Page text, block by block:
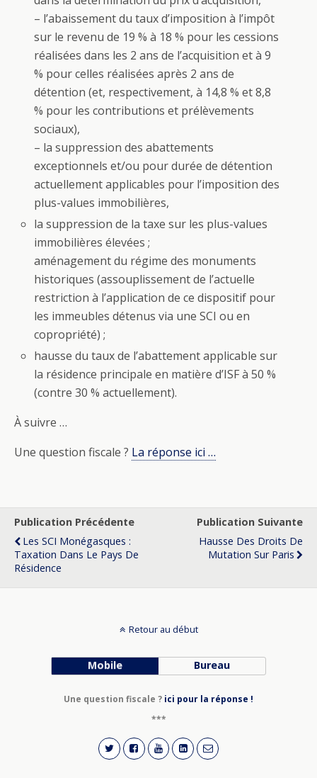
– l’abaissement du taux d’imposition à l’impôt
sur le revenu de 19 % à 18 % pour les cessions
réalisées dans les 2 ans de l’acquisition et à 9
% pour celles réalisées après 2 ans de
détention (et, respectivement, à 14,8 % et 8,8
% pour les contributions et prélèvements
sociaux),
– la suppression des abattements
exceptionnels et/ou pour durée de détention
actuellement applicables pour l’imposition des
plus-values immobilières,
la suppression de la taxe sur les plus-values
immobilières élevées ;
aménagement du régime des monuments
historiques (assouplissement de l’actuelle
restriction à l’application de ce dispositif pour
les immeubles détenus via une SCI ou en
copropriété) ;
hausse du taux de l’abattement applicable sur
la résidence principale en matière d’ISF à 50 %
(contre 30 % actuellement).
À suivre …
Une question fiscale ? La réponse ici …
Publication Précédente
Les SCI Monégasques :
Taxation Dans Le Pays De
Résidence
Publication Suivante
Hausse Des Droits De
Mutation Sur Paris
Retour au début
Mobile Bureau
Une question fiscale ? ici pour la réponse !
***